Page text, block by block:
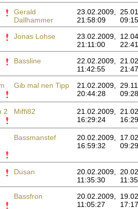
Gerald
Dallhammer
23.02.2009,
21:58:09
Jonas Lohse
23.02.2009,
21:11:00
Bassline
22.02.2009,
11:42:55
Gib mal nen Tipp
21.02.2009,
20:44:28
2
Miffi82
21.02.2009,
16:29:24
Bassmanstef
20.02.2009,
16:59:32
Dusan
20.02.2009,
11:35:30
Bassfron
20.02.2009,
11:05:27